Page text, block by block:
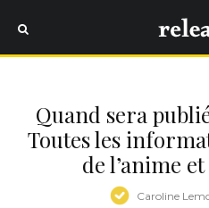
Quand sera
Toutes les
de l’anime
Caroline